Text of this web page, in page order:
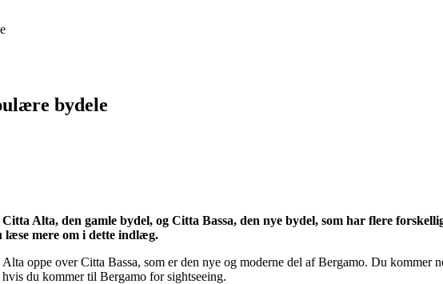
bydele
Alta, den gamle bydel, og Citta Bassa, den nye bydel, som har flere
læse mere om i dette indlæg.
oppe over Citta Bassa, som er den nye og moderne del af Bergamo. Du kommer
du kommer til Bergamo for sightseeing.